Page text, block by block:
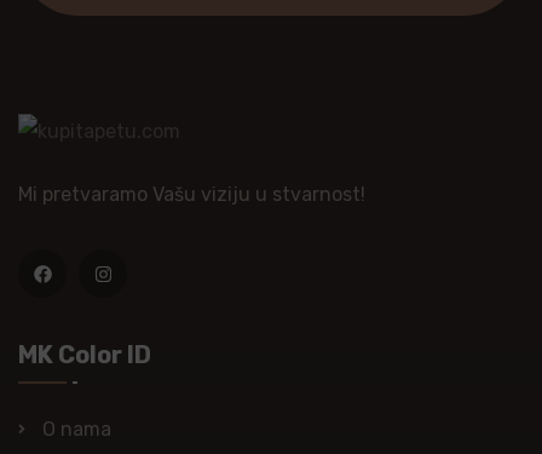
Mi pretvaramo Vašu viziju u stvarnost!
MK Color ID
O nama